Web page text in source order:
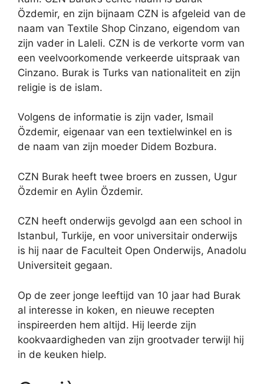
Özdemir, en zijn bijnaam CZN is afgeleid van de
naam van Textile Shop Cinzano, eigendom van
zijn vader in Laleli. CZN is de verkorte vorm van
een veelvoorkomende verkeerde uitspraak van
Cinzano. Burak is Turks van nationaliteit en zijn
religie is de islam.
Volgens de informatie is zijn vader, Ismail
Özdemir, eigenaar van een textielwinkel en is
de naam van zijn moeder Didem Bozbura.
CZN Burak heeft twee broers en zussen, Ugur
Özdemir en Aylin Özdemir.
CZN heeft onderwijs gevolgd aan een school in
Istanbul, Turkije, en voor universitair onderwijs
is hij naar de Faculteit Open Onderwijs, Anadolu
Universiteit gegaan.
Op de zeer jonge leeftijd van 10 jaar had Burak
al interesse in koken, en nieuwe recepten
inspireerden hem altijd. Hij leerde zijn
kookvaardigheden van zijn grootvader terwijl hij
in de keuken hielp.